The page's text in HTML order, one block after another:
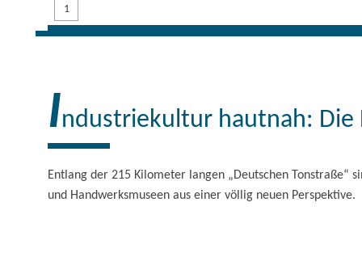
1
Industriekultur hautnah: Die
Entlang der 215 Kilometer langen „Deutschen Tonstraße“
und Handwerksmuseen aus einer völlig neuen Perspektive.